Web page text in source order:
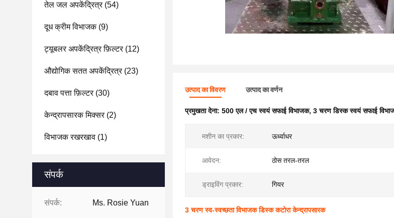
तेल जल अपकेंद्रित्र(54)
दूध क्रीम विभाजक(9)
ट्यूबलर अपकेंद्रित्र फ़िल्टर(12)
औद्योगिक सतत अपकेंद्रित्र(23)
दबाव पत्ता फ़िल्टर(30)
केन्द्रापसारक मिक्सर(2)
विभाजक रखरखाव (1)
संपर्क
संपर्क: Ms. Rosie Yuan
उत्पाद का विवरण उत्पाद का वर्णन
प्रमुखता देना: 500 एल / एच स्वयं सफाई विभाजक, 3 चरण डिस्क स्वयं सफाई
मशीन का प्रकार: ऊर्ध्वाधर
आवेदन: ठोस तरल-तरल
ड्राइविंग प्रकार: गियर
3 चरण स्व-स्वच्छता विभाजक डिस्क कटोरा केन्द्रापसारक